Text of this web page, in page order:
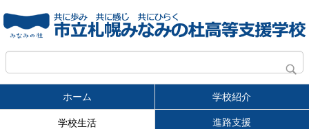
ホーム 学校紹介
学校生活 進路支援